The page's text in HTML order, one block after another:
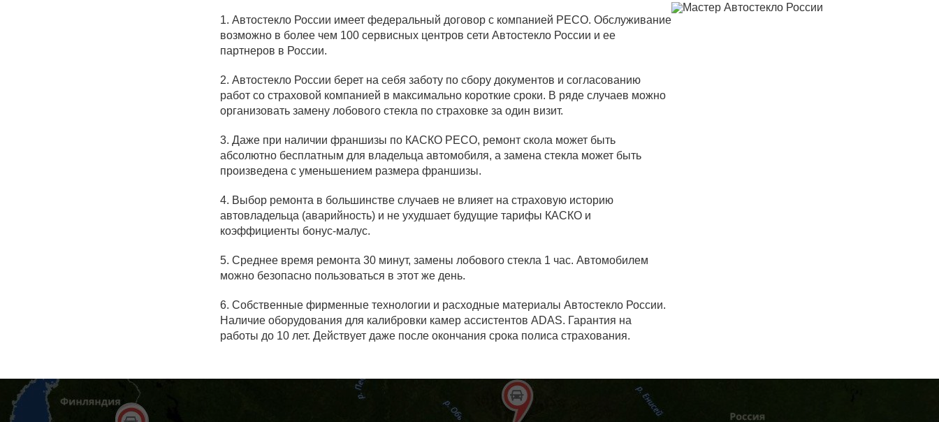
1. Автостекло России имеет федеральный договор с компанией РЕСО. Обслуживание
возможно в более чем 100 сервисных центров сети Автостекло России и ее
партнеров в России.
2. Автостекло России берет на себя заботу по сбору документов и согласованию
работ со страховой компанией в максимально короткие сроки. В ряде случаев можно
организовать замену лобового стекла по страховке за один визит.
3. Даже при наличии франшизы по КАСКО РЕСО, ремонт скола может быть
абсолютно бесплатным для владельца автомобиля, а замена стекла может быть
произведена с уменьшением размера франшизы.
4. Выбор ремонта в большинстве случаев не влияет на страховую историю
автовладельца (аварийность) и не ухудшает будущие тарифы КАСКО и
коэффициенты бонус-малус.
5. Среднее время ремонта 30 минут, замены лобового стекла 1 час. Автомобилем
можно безопасно пользоваться в этот же день.
6. Собственные фирменные технологии и расходные материалы Автостекло России.
Наличие оборудования для калибровки камер ассистентов ADAS. Гарантия на
работы до 10 лет. Действует даже после окончания срока полиса страхования.